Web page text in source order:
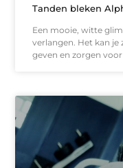
Tanden bleken
Een mooie, witte
verlangen. Het kan
geven en zorgen